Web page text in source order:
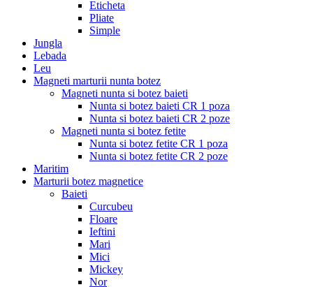
Eticheta
Pliate
Simple
Jungla
Lebada
Leu
Magneti marturii nunta botez
Magneti nunta si botez baieti
Nunta si botez baieti CR 1 poza
Nunta si botez baieti CR 2 poze
Magneti nunta si botez fetite
Nunta si botez fetite CR 1 poza
Nunta si botez fetite CR 2 poze
Maritim
Marturii botez magnetice
Baieti
Curcubeu
Floare
Ieftini
Mari
Mici
Mickey
Nor